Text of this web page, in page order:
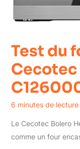
Test du
Cecotec
6 minutes de lecture
Le Cecotec Bolero
comme un four